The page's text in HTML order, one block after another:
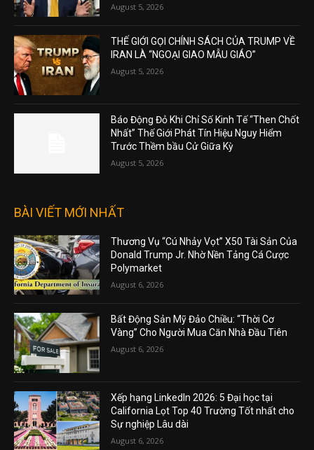
August 5, 2026
THẾ GIỚI GỌI CHÍNH SÁCH CỦA TRUMP VỀ
IRAN LÀ “NGOẠI GIAO MẪU GIÁO”
August 5, 2026
Báo Động Đỏ Khi Chỉ Số Kinh Tế “Then Chốt
Nhất” Thế Giới Phát Tín Hiệu Nguy Hiểm
Trước Thềm bầu Cử Giữa Kỳ
August 5, 2026
BÀI VIẾT MỚI NHẤT
Thương Vụ “Cú Nhảy Vọt” X50 Tài Sản Của
Donald Trump Jr. Nhờ Nền Tảng Cá Cược
Polymarket
August 6, 2026
Bất Động Sản Mỹ Đảo Chiều: “Thời Cơ
Vàng” Cho Người Mua Căn Nhà Đầu Tiên
August 6, 2026
Xếp hạng LinkedIn 2026: 5 Đại học tại
California Lọt Top 40 Trường Tốt nhất cho
Sự nghiệp Lâu dài
August 6, 2026